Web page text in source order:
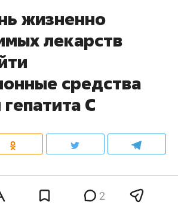
жизненно
лекарств
средства
С
по итогам двух
2